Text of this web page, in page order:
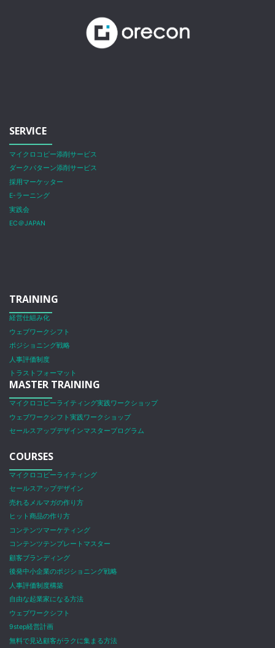
SERVICE
マイクロコピー添削サービス
ダークパターン添削サービス
採用マーケッター
E-ラーニング
実践会
EC＠JAPAN
TRAINING
経営仕組み化
ウェブワークシフト
ポジショニング戦略
人事評価制度
トラストフォーマット
MASTER TRAINING
マイクロコピーライティング実践ワークショップ
ウェブワークシフト実践ワークショップ
セールスアップデザインマスタープログラム
COURSES
マイクロコピーライティング
セールスアップデザイン
売れるメルマガの作り方
ヒット商品の作り方
コンテンツマーケティング
コンテンツテンプレートマスター
顧客ブランディング
後発中小企業のポジショニング戦略
人事評価制度構築
自由な起業家になる方法
ウェブワークシフト
9step経営計画
無料で見込顧客がラクに集まる方法